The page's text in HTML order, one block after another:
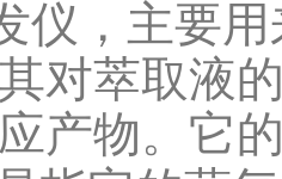
仪，主要
对萃取液
产物。它